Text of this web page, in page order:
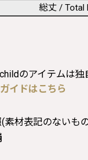
総丈 / Total
のアイテムは独
イドはこちら
素材表記のないも